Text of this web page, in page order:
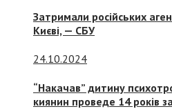
Затримали російських
Києві, — СБУ
24.10.2024
“Накачав” дитину
киянин проведе 14 років